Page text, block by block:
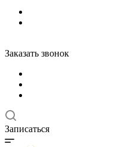
Заказать звонок
Записаться